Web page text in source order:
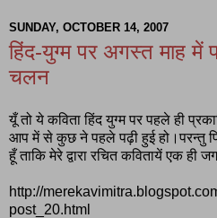
SUNDAY, OCTOBER 14, 2007
हिंद-युग्म पर अगस्त माह में
चलन
यूँ तो ये कविता हिंद युग्म पर पहले ही
आप में से कुछ ने पहले पढ़ी हुई हो।परन्तु
हूँ ताकि मेरे द्वारा रचित कवितायें एक ही
http://
post_20.html